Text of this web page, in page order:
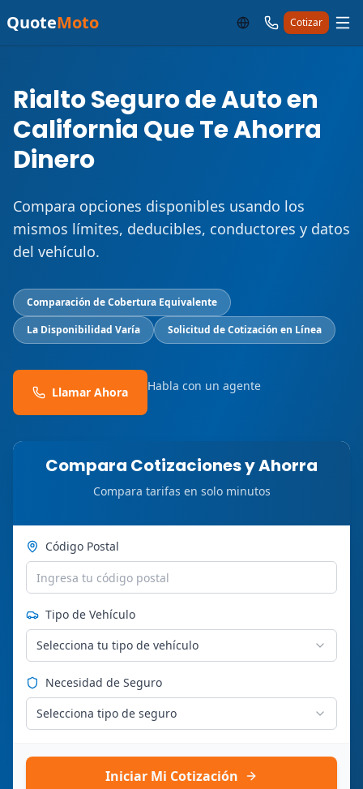
QuoteMoto Cotizar
Rialto Seguro de Auto en
California Que Te Ahorra
Dinero
Compara opciones disponibles usando los
mismos límites, deducibles, conductores y datos
del vehículo.
Comparación de Cobertura Equivalente
La Disponibilidad Varía
Solicitud de Cotización en Línea
Llamar Ahora Habla con un agente
Compara Cotizaciones y Ahorra
Compara tarifas en solo minutos
Código Postal
Tipo de Vehículo
Selecciona tu tipo de vehículo
Necesidad de Seguro
Selecciona tipo de seguro
Iniciar Mi Cotización